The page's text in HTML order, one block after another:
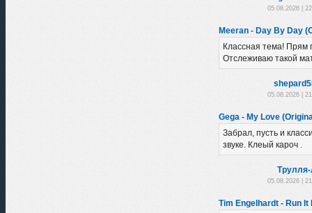
05.08.2026 |
Meeran - Day By Day
Классная тема! Прям
Отслеживаю такой
05.08.2026 |
Gega - My Love
Забрал, пусть и
звуке. Клеый кароч .
05.08.2026 |
Tim Engelhardt - Run